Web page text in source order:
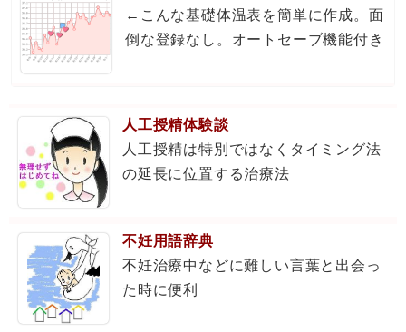
←こんな基礎体温表を簡単に作成。面
倒な登録なし。オートセーブ機能付き
人工授精体験談
人工授精は特別ではなくタイミング法
の延長に位置する治療法
不妊用語辞典
不妊治療中などに難しい言葉と出会っ
た時に便利